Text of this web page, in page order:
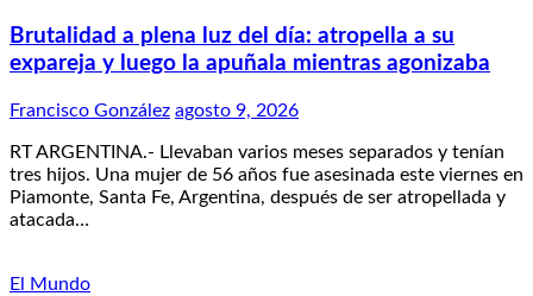
Brutalidad a plena luz del día: atropella a su
expareja y luego la apuñala mientras agonizaba
Francisco González agosto 9, 2026
RT ARGENTINA.- Llevaban varios meses separados y tenían
tres hijos. Una mujer de 56 años fue asesinada este viernes en
Piamonte, Santa Fe, Argentina, después de ser atropellada y
atacada…
El Mundo